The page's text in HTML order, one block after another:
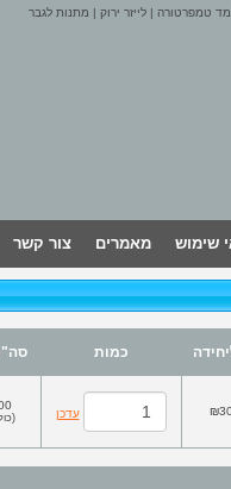
מד טמפרטורה | לייזר ירוק | מתנות לגבר
שימוש מאמרים צור קשר
כמות
עדכן (